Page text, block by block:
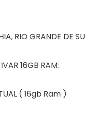
RIO GRANDE DE
16GB RAM:
( 16gb Ram )